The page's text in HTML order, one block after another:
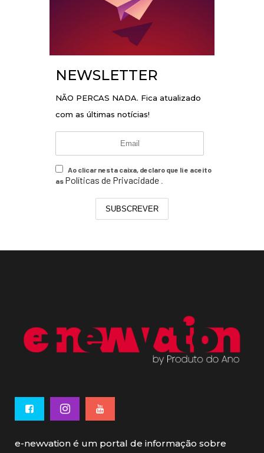
NEWSLETTER
NÃO PERCAS NADA. Fica atualizado
com as últimas notícias!
Ao clicar nesta caixa, declaro que li e aceito
as Políticas de Privacidade
SUBSCREVER
e-newvation é um portal de informação sobre